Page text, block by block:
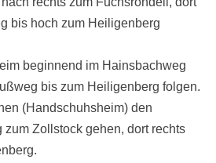
bis hoch zum Heiligenberg
beginnend im Hainsbachweg
bis zum Heiligenberg folgen.
(Handschuhsheim) den
zum Zollstock gehen, dort rechts